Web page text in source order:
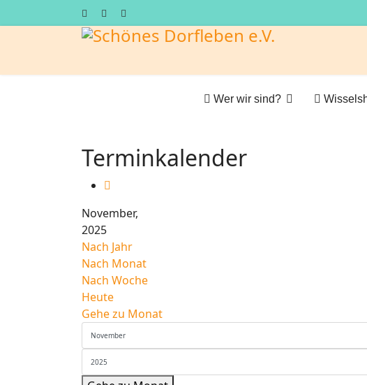
Wer wir sind?
Terminkalender
November,
2025
Nach Jahr
Nach Monat
Nach Woche
Heute
Gehe zu Monat